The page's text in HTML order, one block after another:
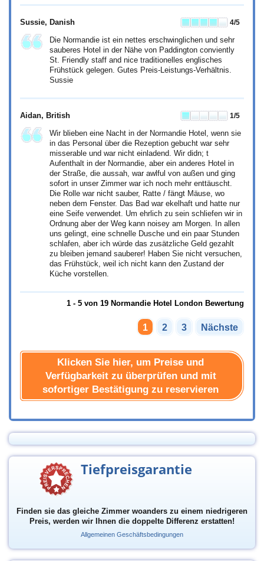
Sussie, Danish 4/5
Die Normandie ist ein nettes erschwinglichen und sehr
sauberes Hotel in der Nähe von Paddington conviently
St. Friendly staff and nice traditionelles englisches
Frühstück gelegen. Gutes Preis-Leistungs-Verhältnis.
Sussie
Aidan, British 1/5
Wir blieben eine Nacht in der Normandie Hotel, wenn sie
in das Personal über die Rezeption gebucht war sehr
misserable und war nicht einladend. Wir didn; t
Aufenthalt in der Normandie, aber ein anderes Hotel in
der Straße, die aussah, war awlful von außen und ging
sofort in unser Zimmer war ich noch mehr enttäuscht.
Die Rolle war nicht sauber, Ratte / fängt Mäuse, wo
neben dem Fenster. Das Bad war ekelhaft und hatte nur
eine Seife verwendet. Um ehrlich zu sein schliefen wir in
Ordnung aber der Weg kann noisey am Morgen. In allen
uns gelingt, eine schnelle Dusche und ein paar Stunden
schlafen, aber ich würde das zusätzliche Geld gezahlt
zu bleiben jemand sauberer! Haben Sie nicht versuchen,
das Frühstück, weil ich nicht kann den Zustand der
Küche vorstellen.
1 - 5 von 19 Normandie Hotel London Bewertung
1 2 3 Nächste
Klicken Sie hier, um Preise und
Verfügbarkeit zu überprüfen und mit
sofortiger Bestätigung zu reservieren
Tiefpreisgarantie
Finden sie das gleiche Zimmer woanders zu einem niedrigeren
Preis, werden wir Ihnen die doppelte Differenz erstatten!
Allgemeinen Geschäftsbedingungen